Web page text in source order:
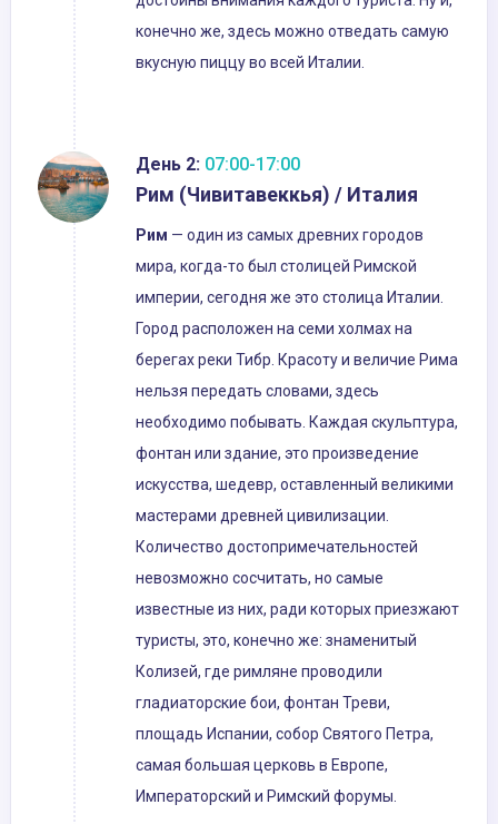
конечно же, здесь можно отведать самую
вкусную пиццу во всей Италии.
День 2: 07:00-17:00
Рим (Чивитавеккья) / Италия
Рим — один из самых древних городов
мира, когда-то был столицей Римской
империи, сегодня же это столица Италии.
Город расположен на семи холмах на
берегах реки Тибр. Красоту и величие Рима
нельзя передать словами, здесь
необходимо побывать. Каждая скульптура,
фонтан или здание, это произведение
искусства, шедевр, оставленный великими
мастерами древней цивилизации.
Количество достопримечательностей
невозможно сосчитать, но самые
известные из них, ради которых приезжают
туристы, это, конечно же: знаменитый
Колизей, где римляне проводили
гладиаторские бои, фонтан Треви,
площадь Испании, собор Святого Петра,
самая большая церковь в Европе,
Императорский и Римский форумы.